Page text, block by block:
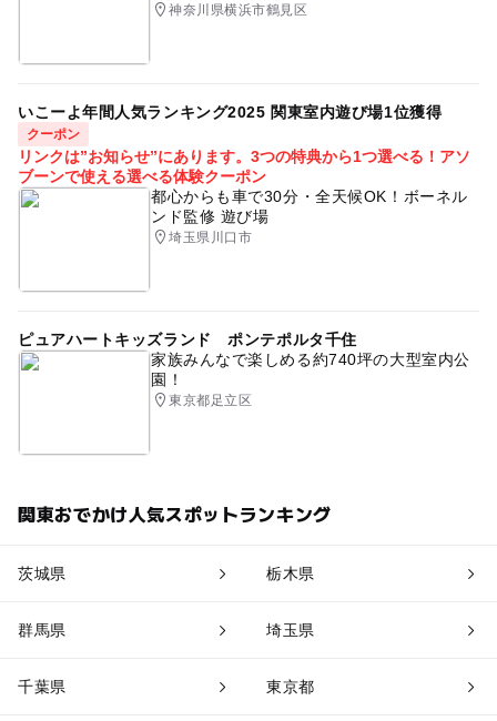
神奈川県横浜市鶴見区
いこーよ年間人気ランキング2025 関東室内遊び場1位獲得
クーポン
リンクは”お知らせ”にあります。3つの特典から1つ選べる！アソ
ブーンで使える選べる体験クーポン
都心からも車で30分・全天候OK！ボーネル
ンド監修 遊び場
埼玉県川口市
ピュアハートキッズランド ポンテポルタ千住
家族みんなで楽しめる約740坪の大型室内公
園！
東京都足立区
関東おでかけ人気スポットランキング
茨城県 栃木県
群馬県 埼玉県
千葉県 東京都